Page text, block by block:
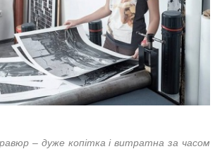
– дуже копітка і витратна за часом